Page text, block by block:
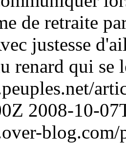
de retraite
justesse
renard qui se
2008-10-